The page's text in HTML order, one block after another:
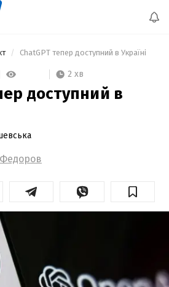
ChatGPT тепер доступний в Україні
2 хв
доступний в